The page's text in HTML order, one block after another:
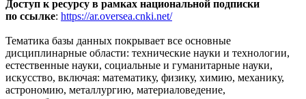
Доступ к ресурсу в рамках национальной подписки
по ссылке: https://ar.oversea.cnki.net/
Тематика базы данных покрывает все основные
дисциплинарные области: технические науки и технологии,
естественные науки, социальные и гуманитарные науки,
искусство, включая: математику, физику, химию, механику,
астрономию, металлургию, материаловедение,